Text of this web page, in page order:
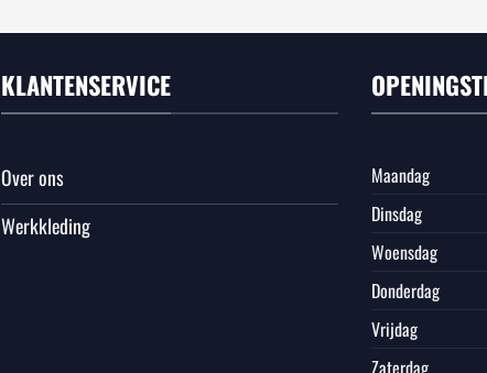
KLANTENSERVICE
Over ons
Werkkleding
Maandag
Dinsdag
Woensdag
Donderdag
Vrijdag
Zaterdag